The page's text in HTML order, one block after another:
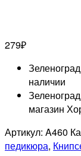
279₽
наличии
магазин
Артикул: A460
педикюра,